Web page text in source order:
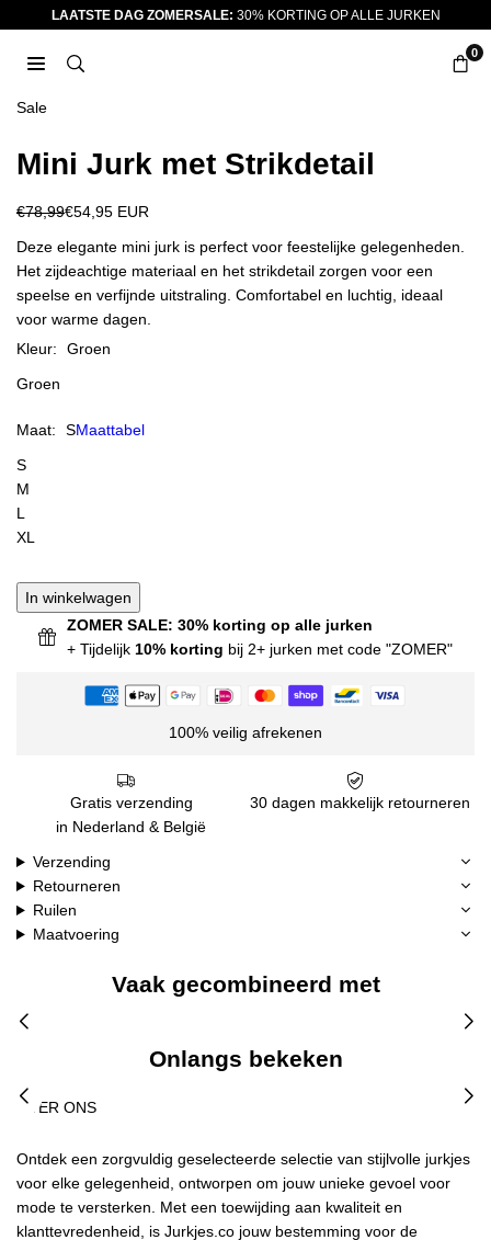
naar
inhoud
LAATSTE DAG ZOMERSALE: 30% KORTING OP ALLE JURKEN
0
Sale
Mini Jurk met Strikdetail
Reguliere
prijs
€78,99€54,95 EUR
Deze elegante mini jurk is perfect voor feestelijke gelegenheden.
Het zijdeachtige materiaal en het strikdetail zorgen voor een
speelse en verfijnde uitstraling. Comfortabel en luchtig, ideaal
voor warme dagen.
Kleur:
Groen
Groen
Maat: SMaattabel
S
M
L
XL
In winkelwagen
ZOMER SALE: 30% korting op alle jurken
+ Tijdelijk 10% korting bij 2+ jurken met code "ZOMER"
100% veilig afrekenen
Gratis verzending
in Nederland & België
30 dagen makkelijk retourneren
Verzending
Retourneren
Ruilen
Maatvoering
Vaak gecombineerd met
Onlangs bekeken
OVER ONS
Ontdek een zorgvuldig geselecteerde selectie van stijlvolle jurkjes
voor elke gelegenheid, ontworpen om jouw unieke gevoel voor
mode te versterken. Met een toewijding aan kwaliteit en
klanttevredenheid, is Jurkjes.co jouw bestemming voor de